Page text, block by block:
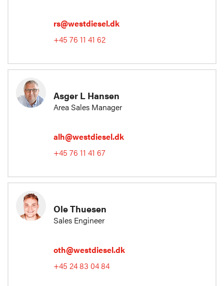
rs@westdiesel.dk
+45 76 11 41 62
Asger L Hansen
Area Sales Manager
alh@westdiesel.dk
+45 76 11 41 67
Ole Thuesen
Sales Engineer
oth@westdiesel.dk
+45 24 83 04 84